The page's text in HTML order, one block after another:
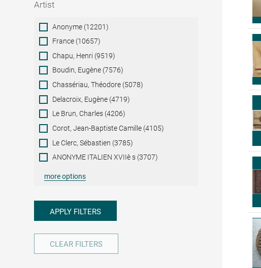
Artist
ArtistAnonyme (12201)
France (10657)
Chapu, Henri (9519)
Boudin, Eugène (7576)
Chassériau, Théodore (5078)
Delacroix, Eugène (4719)
Le Brun, Charles (4206)
Corot, Jean-Baptiste Camille (4105)
Le Clerc, Sébastien (3785)
ANONYME ITALIEN XVIIè s (3707)
more options
APPLY FILTERS
CLEAR FILTERS